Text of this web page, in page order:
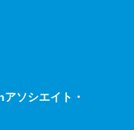
ソシエイト・